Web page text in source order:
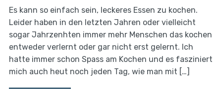
Es kann so einfach sein, leckeres Essen zu kochen.
Leider haben in den letzten Jahren oder vielleicht
sogar Jahrzenhten immer mehr Menschen das kochen
entweder verlernt oder gar nicht erst gelernt. Ich
hatte immer schon Spass am Kochen und es fasziniert
mich auch heut noch jeden Tag, wie man mit […]